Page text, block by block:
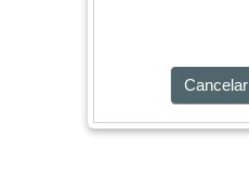
Cancelar